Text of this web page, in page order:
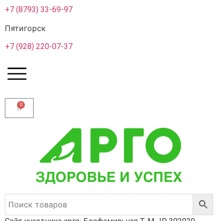
+7 (8793) 33-69-97
Пятигорск
+7 (928) 220-07-37
0